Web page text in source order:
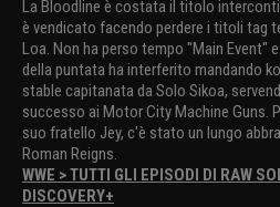
La Bloodline è costata il titolo
è vendicato facendo perdere i titoli tag
Loa. Non ha perso tempo "Main Event"
della puntata ha interferito mandando
stable capitanata da Solo Sikoa,
successo ai Motor City Machine Guns.
suo fratello Jey, c'è stato un lungo
Roman Reigns.
WWE > TUTTI GLI EPISODI DI RAW
DISCOVERY+